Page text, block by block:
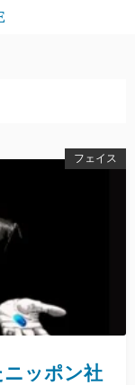
フェイス
ッポン社